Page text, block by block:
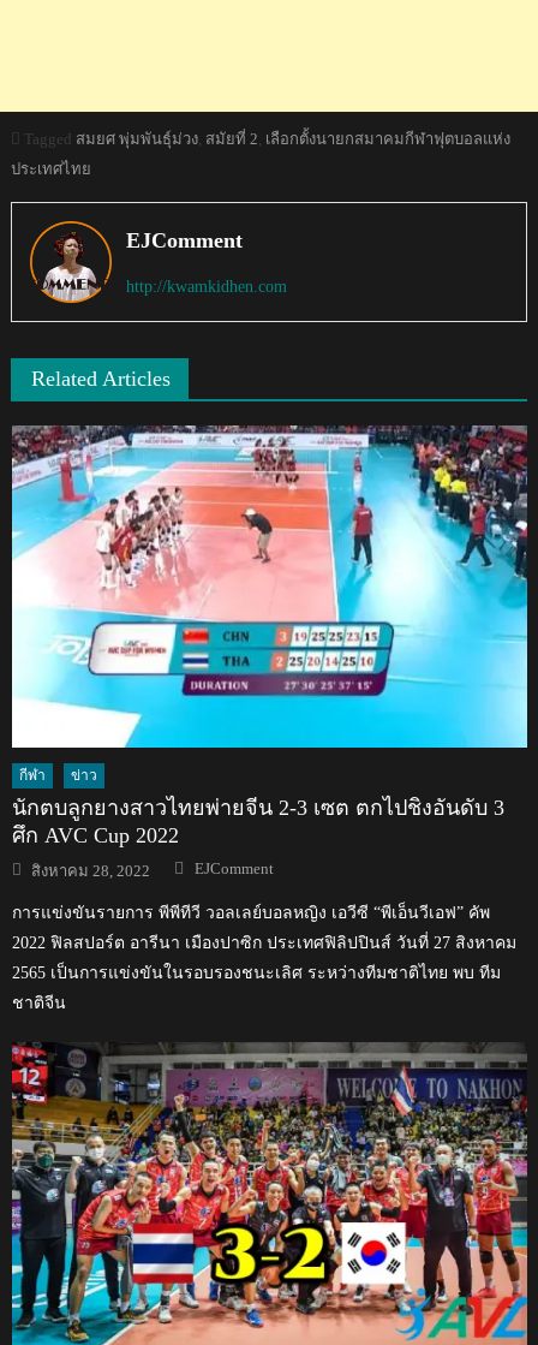
Tagged สมยศ พุ่มพันธุ์ม่วง, สมัยที่ 2 เลือกตั้งนายกสมาคมกีฬาฟุตบอลแห่ง
ประเทศไทย
EJComment
http://kwamkidhen.com
Related Articles
กีฬา ข่าว
นักตบลูกยางสาวไทยพ่ายจีน 2-3 เซต ตกไปชิงอันดับ 3
ศึก AVC Cup 2022
Posted
on
สิงหาคม 28, 2022 Author
EJComment
การแข่งขันรายการ พีพีทีวี วอลเลย์บอลหญิง เอวีซี “พีเอ็นวีเอฟ” คัพ
2022 ฟิลสปอร์ต อารีนา เมืองปาซิก ประเทศฟิลิปปินส์ วันที่ 27 สิงหาคม
2565 เป็นการแข่งขันในรอบรองชนะเลิศ ระหว่างทีมชาติไทย พบ ทีม
ชาติจีน